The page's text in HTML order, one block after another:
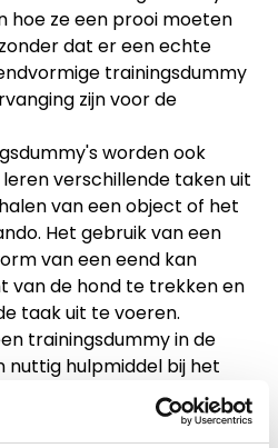
hoe ze een prooi moeten
dat er een echte
trainingsdummy
zijn voor de
worden ook
verschillende taken uit
van een object of het
Het gebruik van een
van een eend kan
van de hond te trekken en
taak uit te voeren.
trainingsdummy in de
nuttig hulpmiddel bij het
kan helpen om realistische
en de training effectiever